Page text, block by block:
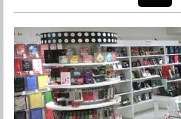
定休日 年中無休
店舗詳細を確
スマホ工房蒲田